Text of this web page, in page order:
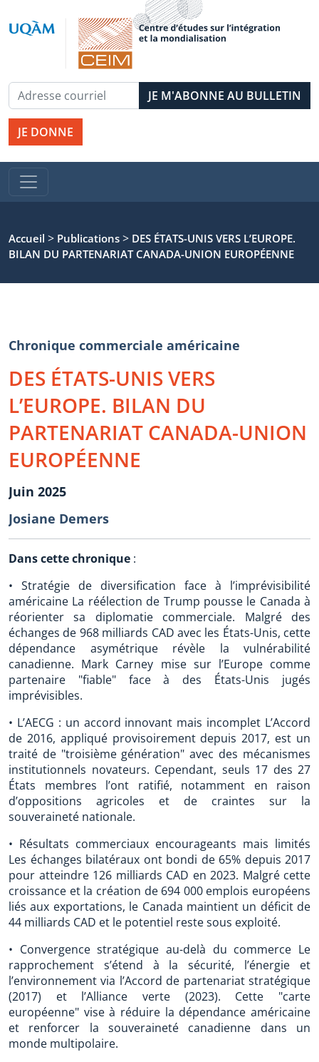
JE DONNE
Accueil > Publications > DES ÉTATS-UNIS VERS L’EUROPE.
BILAN DU PARTENARIAT CANADA-UNION EUROPÉENNE
Chronique commerciale américaine
DES ÉTATS-UNIS VERS
L’EUROPE. BILAN DU
PARTENARIAT CANADA-UNION
EUROPÉENNE
Juin 2025
Josiane Demers
Dans cette chronique :
• Stratégie de diversification face à l’imprévisibilité
américaine La réélection de Trump pousse le Canada à
réorienter sa diplomatie commerciale. Malgré des
échanges de 968 milliards CAD avec les États-Unis, cette
dépendance asymétrique révèle la vulnérabilité
canadienne. Mark Carney mise sur l’Europe comme
partenaire "fiable" face à des États-Unis jugés
imprévisibles.
• L’AECG : un accord innovant mais incomplet L’Accord
de 2016, appliqué provisoirement depuis 2017, est un
traité de "troisième génération" avec des mécanismes
institutionnels novateurs. Cependant, seuls 17 des 27
États membres l’ont ratifié, notamment en raison
d’oppositions agricoles et de craintes sur la
souveraineté nationale.
• Résultats commerciaux encourageants mais limités
Les échanges bilatéraux ont bondi de 65% depuis 2017
pour atteindre 126 milliards CAD en 2023. Malgré cette
croissance et la création de 694 000 emplois européens
liés aux exportations, le Canada maintient un déficit de
44 milliards CAD et le potentiel reste sous exploité.
• Convergence stratégique au-delà du commerce Le
rapprochement s’étend à la sécurité, l’énergie et
l’environnement via l’Accord de partenariat stratégique
(2017) et l’Alliance verte (2023). Cette "carte
européenne" vise à réduire la dépendance américaine
et renforcer la souveraineté canadienne dans un
monde multipolaire.